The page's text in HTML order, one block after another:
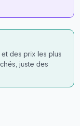
des prix les plus
juste des